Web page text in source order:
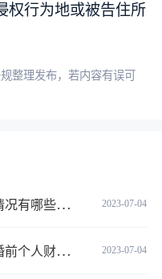
权行为地或被告住所
整理发布，若内容有误可
2023-07-04
需要哪些材料？
2023-07-04
怎么证明？